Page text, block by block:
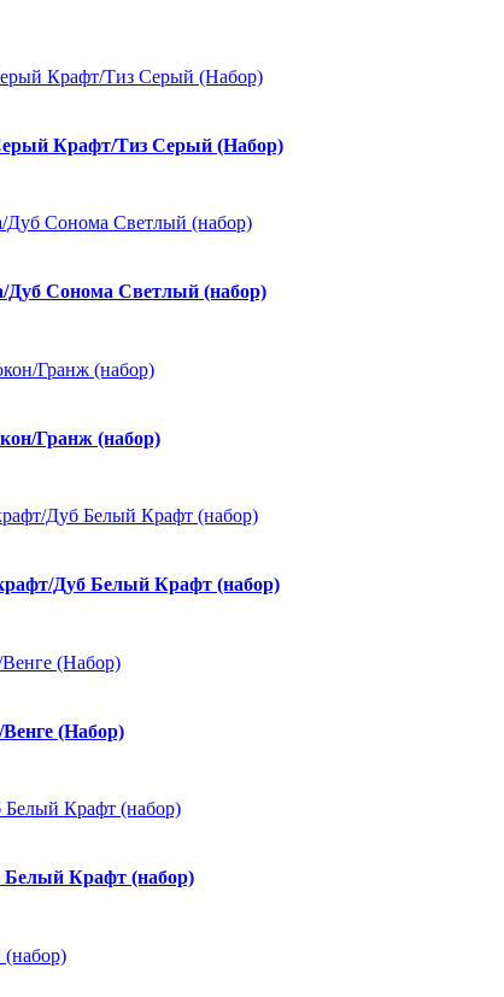
Крафт/Тиз Серый (Набор)
Дуб Сонома Светлый (набор)
Гранж (набор)
Дуб Белый Крафт (набор)
(Набор)
Крафт (набор)